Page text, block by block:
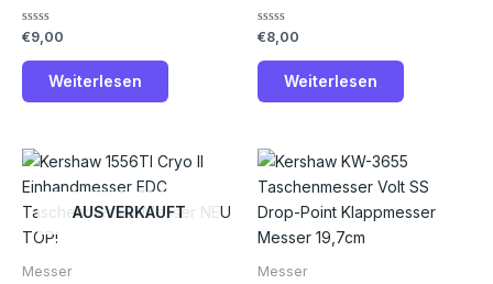
Bewertet
0
€9,00
Weiterlesen
Bewertet
0
€8,00
Weiterlesen
AUSVERKAUFT
Messer Messer